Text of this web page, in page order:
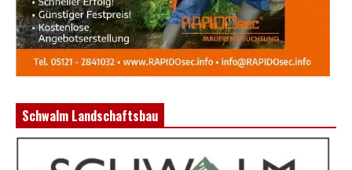
Schwalm Landschaftsbau